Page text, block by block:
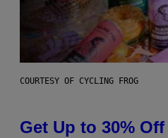
COURTESY OF CYCLING FROG
Get Up to 30%